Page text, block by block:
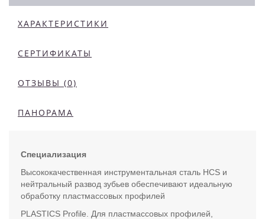
ХАРАКТЕРИСТИКИ
СЕРТИФИКАТЫ
ОТЗЫВЫ (0)
ПАНОРАМА
Специализация
Высококачественная инструментальная сталь HCS и
нейтральный развод зубьев обеспечивают идеальную
обработку пластмассовых профилей
PLASTICS Profile. Для пластмассовых профилей,